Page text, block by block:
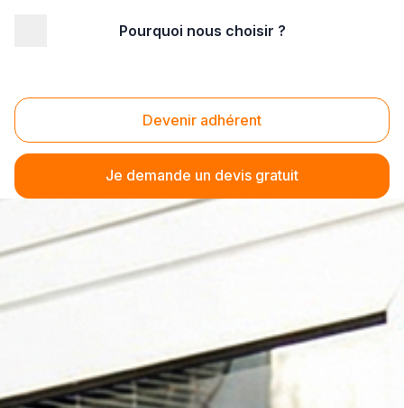
Pourquoi nous choisir ?
Devenir adhérent
Je demande un devis gratuit